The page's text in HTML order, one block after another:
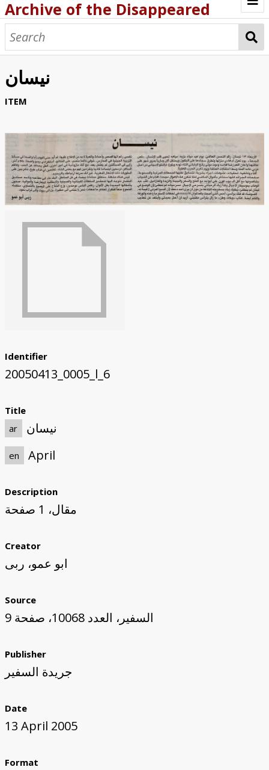
Archive of the Disappeared
Browse Items
Browse Collections
About
Collection Tree
Home
نيسان
ITEM
Identifier
20050413_0005_l_6
Title
ar
نيسان
en April
Description
مقال، 1 صفحة
Creator
ابو عمو، ربى
Source
السفير، العدد 10068، صفحة 9
Publisher
جريدة السفير
Date
13 April 2005
Format